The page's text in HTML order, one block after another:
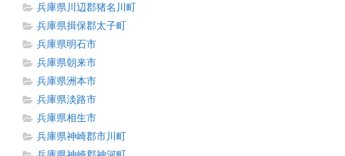
兵庫県川辺郡猪名川町
兵庫県揖保郡太子町
兵庫県明石市
兵庫県朝来市
兵庫県洲本市
兵庫県淡路市
兵庫県相生市
兵庫県神崎郡市川町